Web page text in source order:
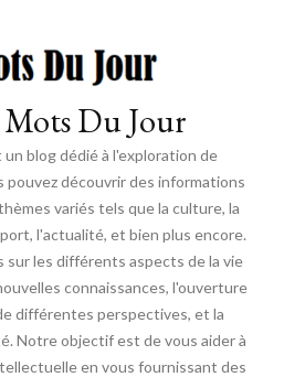
Du Jour
blog dédié à l'exploration de
découvrir des informations
variés tels que la culture, la
l'actualité, et bien plus encore.
sur les différents aspects de la vie
connaissances, l'ouverture
différentes perspectives, et la
Notre objectif est de vous aider à
en vous fournissant des